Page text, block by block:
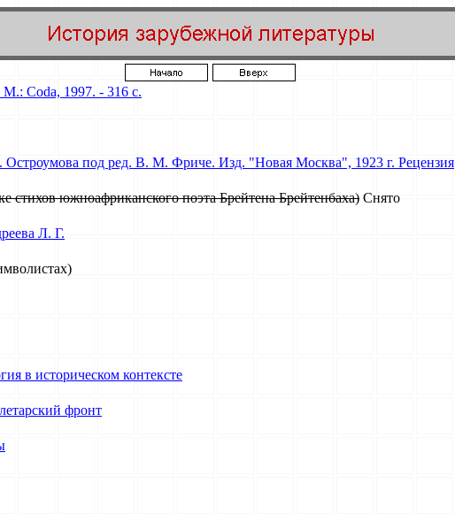
Coda, 1997. - 316 с.
под ред. В. М. Фриче. Изд. "Новая Москва", 1923 г. Рецензия
южноафриканского поэта Брейтена Брейтенбаха) Снято
Л. Г.
в историческом контексте
фронт